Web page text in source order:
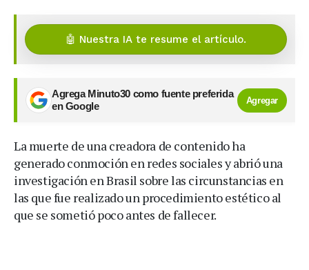
🤖 Nuestra IA te resume el artículo.
Agrega Minuto30 como fuente preferida
en Google
Agregar
La muerte de una creadora de contenido ha
generado conmoción en redes sociales y abrió una
investigación en Brasil sobre las circunstancias en
las que fue realizado un procedimiento estético al
que se sometió poco antes de fallecer.